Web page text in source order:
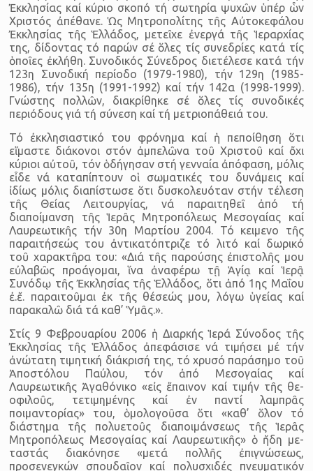
Ἐκκλησίας καί κύριο σκοπό τή σωτηρία ψυχῶν ὑπέρ ὧν
Χριστός ἀπέθανε. Ὡς Μητροπολίτης τῆς Αὐτοκεφά­λου
Ἐκκλησίας τῆς Ἑλλάδος, μετεῖχε ἐνεργά τῆς Ἱεραρχίας
της, δί­δοντας τό παρών σέ ὅλες τίς συνεδρίες κατά τίς
ὁποῖες ἐκλήθη. Συν­οδικός Σύνεδρος διετέλεσε κατά τήν
123η Συνοδική περίοδο (1979-1980), τήν 129η (1985-
1986), τήν 135η (1991-1992) καί τήν 142α (1998-1999).
Γνώστης πολλῶν, διακρίθηκε σέ ὅλες τίς συνοδικές
περιόδους γιά τή σύνεση καί τή μετριοπάθειά του.
Τό ἐκκλησιαστικό του φρόνημα καί ἡ πεποίθηση ὅτι
εἴμαστε διάκονοι στόν ἀμπελῶνα τοῦ Χριστοῦ καί ὄχι
κύριοι αὐτοῦ, τόν ὁδή­γησαν στή γενναία ἀπόφαση, μόλις
εἶδε νά καταπίπτουν οἱ σωματι­κές του δυνάμεις καί
ἰδίως μόλις διαπίστωσε ὅτι δυσκολευόταν στήν τέλεση
τῆς Θείας Λειτουργίας, νά παραιτηθεῖ ἀπό τή
διαποίμανση τῆς Ἱερᾶς Μητροπόλεως Μεσογαίας καί
Λαυρεωτικῆς τήν 30η Μαρ­τίου 2004. Τό κειμενο τῆς
παραιτήσεώς του ἀντικατόπτριζε τό λιτό καί δωρικό
τοῦ χαρακτῆρα του: «Διά τῆς παρούσης ἐπιστολῆς μου
εὐλαβῶς προάγομαι, ἵνα ἀναφέρω τῇ Ἁγίᾳ καί Ἱερᾷ
Συνόδῳ τῆς Ἐκ­κλησίας τῆς Ἑλλάδος, ὅτι ἀπό 1ης Μαΐου
ἐ.ἔ. παραιτοῦμαι ἐκ τῆς θέ­σεώς μου, λόγω ὑγείας καί
παρακαλῶ διά τά καθ’ Ὑμᾶς.».
Στίς 9 Φεβρουαρίου 2006 ἡ Διαρκής Ἱερά Σύνοδος τῆς
Ἐκκλησί­ας τῆς Ἑλλάδος ἀπεφάσισε νά τιμήσει μέ τήν
ἀνώτατη τιμητική διά­κρισή της, τό χρυσό παράσημο τοῦ
Ἀποστόλου Παύλου, τόν ἀπό Με­σογαίας καί
Λαυρεωτικῆς Ἀγαθόνικο «εἰς ἔπαινον καί τιμήν τῆς θε­
οφιλοῦς, τετιμημένης καί ἐν παντί λαμπρᾶς
ποιμαντορίας» του, ὁ­μολογοῦσα ὅτι «καθ’ ὅλον τό
διάστημα τῆς πολυετοῦς διαποιμάνσε­ως τῆς Ἱερᾶς
Μητροπόλεως Μεσογαίας καί Λαυρεωτικῆς» ὁ ἤδη με­
ταστάς διακόνησε «μετά πολλῆς ἐπιγνώσεως,
προσενεγκών σπου­δαῖον καί πολυσχιδές πνευματικόν